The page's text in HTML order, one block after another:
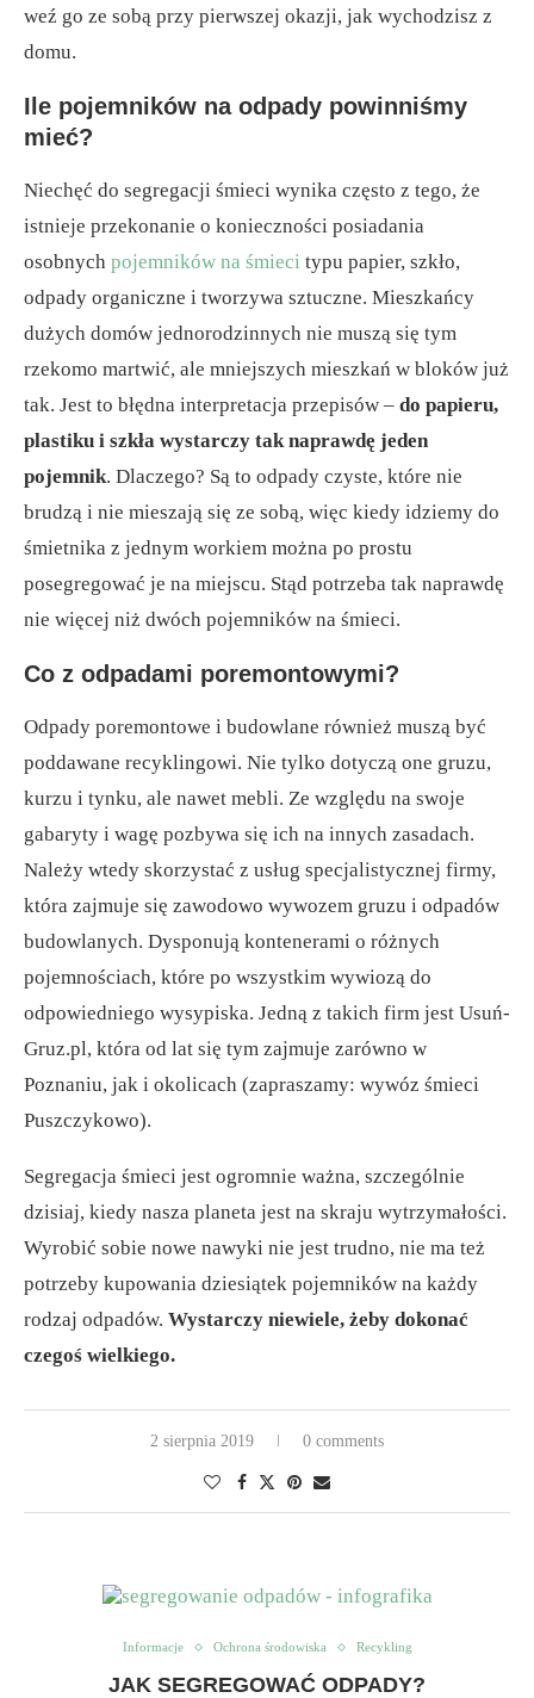
weź go ze sobą przy pierwszej okazji, jak wychodzisz z
domu.
Ile pojemników na odpady powinniśmy
mieć?
Niechęć do segregacji śmieci wynika często z tego, że
istnieje przekonanie o konieczności posiadania
osobnych pojemników na śmieci typu papier, szkło,
odpady organiczne i tworzywa sztuczne. Mieszkańcy
dużych domów jednorodzinnych nie muszą się tym
rzekomo martwić, ale mniejszych mieszkań w bloków już
tak. Jest to błędna interpretacja przepisów – do papieru,
plastiku i szkła wystarczy tak naprawdę jeden
pojemnik. Dlaczego? Są to odpady czyste, które nie
brudzą i nie mieszają się ze sobą, więc kiedy idziemy do
śmietnika z jednym workiem można po prostu
posegregować je na miejscu. Stąd potrzeba tak naprawdę
nie więcej niż dwóch pojemników na śmieci.
Co z odpadami poremontowymi?
Odpady poremontowe i budowlane również muszą być
poddawane recyklingowi. Nie tylko dotyczą one gruzu,
kurzu i tynku, ale nawet mebli. Ze względu na swoje
gabaryty i wagę pozbywa się ich na innych zasadach.
Należy wtedy skorzystać z usług specjalistycznej firmy,
która zajmuje się zawodowo wywozem gruzu i odpadów
budowlanych. Dysponują kontenerami o różnych
pojemnościach, które po wszystkim wywiozą do
odpowiedniego wysypiska. Jedną z takich firm jest Usuń-
Gruz.pl, która od lat się tym zajmuje zarówno w
Poznaniu, jak i okolicach (zapraszamy: wywóz śmieci
Puszczykowo).
Segregacja śmieci jest ogromnie ważna, szczególnie
dzisiaj, kiedy nasza planeta jest na skraju wytrzymałości.
Wyrobić sobie nowe nawyki nie jest trudno, nie ma też
potrzeby kupowania dziesiątek pojemników na każdy
rodzaj odpadów. Wystarczy niewiele, żeby dokonać
czegoś wielkiego.
2 sierpnia 2019 0 comments
Informacje Ochrona środowiska Recykling
JAK SEGREGOWAĆ ODPADY?